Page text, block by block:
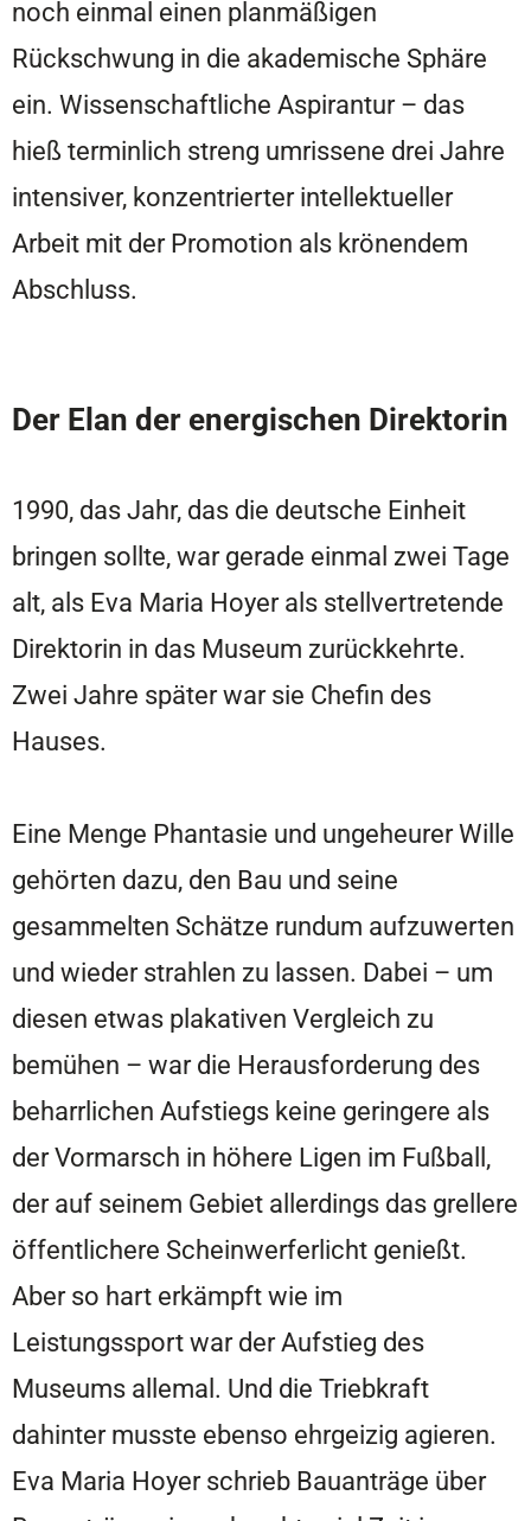
noch einmal einen planmäßigen
Rückschwung in die akademische Sphäre
ein. Wissenschaftliche Aspirantur – das
hieß terminlich streng umrissene drei Jahre
intensiver, konzentrierter intellektueller
Arbeit mit der Promotion als krönendem
Abschluss.
Der Elan der energischen Direktorin
1990, das Jahr, das die deutsche Einheit
bringen sollte, war gerade einmal zwei Tage
alt, als Eva Maria Hoyer als stellvertretende
Direktorin in das Museum zurückkehrte.
Zwei Jahre später war sie Chefin des
Hauses.
Eine Menge Phantasie und ungeheurer Wille
gehörten dazu, den Bau und seine
gesammelten Schätze rundum aufzuwerten
und wieder strahlen zu lassen. Dabei – um
diesen etwas plakativen Vergleich zu
bemühen – war die Herausforderung des
beharrlichen Aufstiegs keine geringere als
der Vormarsch in höhere Ligen im Fußball,
der auf seinem Gebiet allerdings das grellere
öffentlichere Scheinwerferlicht genießt.
Aber so hart erkämpft wie im
Leistungssport war der Aufstieg des
Museums allemal. Und die Triebkraft
dahinter musste ebenso ehrgeizig agieren.
Eva Maria Hoyer schrieb Bauanträge über